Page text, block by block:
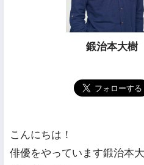
鍛治本大樹
こんにちは！
俳優をやっています鍛治本